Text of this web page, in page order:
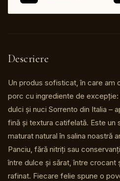
Descriere
Un produs sofisticat, în care am
porc cu ingrediente de
dulci și nuci Sorrento din Italia –
fină și textura catifelată. Este
maturat natural în salina noastră
Panciu, fără nitriți sau
între dulce și sărat, între crocant
rafinat. Fiecare felie spune o